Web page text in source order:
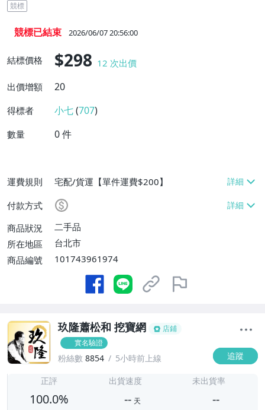
競標
競標已結束 2026/06/07 20:56:00
結標價格 $298 12 次出價
出價增額
20
得標者 小七(707)
數量 0件
運費規則
宅配/貨運【單件運費$200】
付款方式
商品狀況
二手品
所在地區
台北市
商品編號
101743961974
玖隆蕭松和 挖寶網
店鋪
實名驗證
粉絲數 8854 5小時前上線 追蹤
正評
100.0%
出貨速度
-- 天
未出貨率
--